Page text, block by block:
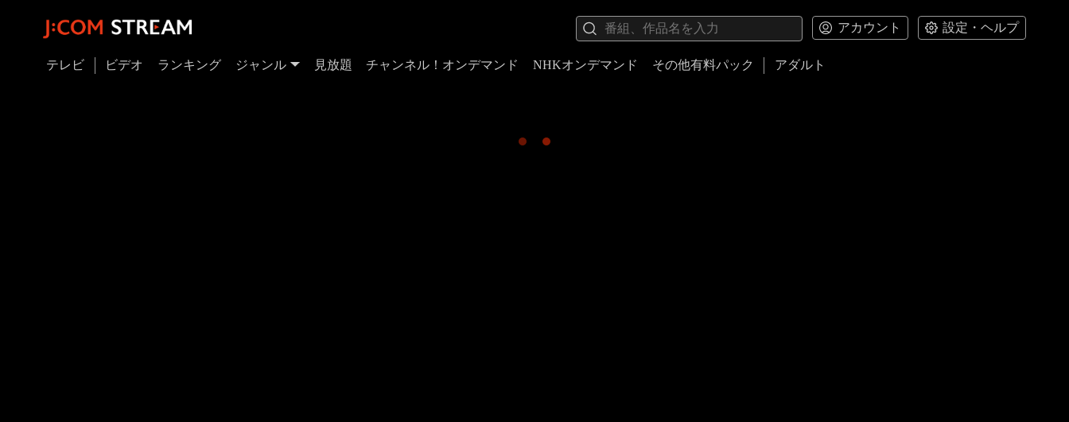
アカウント 設定・ヘルプ
テレビ ビデオ ランキング ジャンル 見放題 チャンネル！オンデマンド NHKオンデマンド その他有料パック アダルト